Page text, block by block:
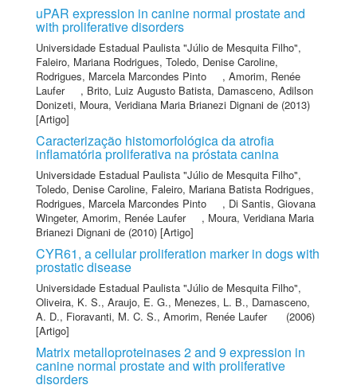
uPAR expression in canine normal prostate and
with proliferative disorders
Universidade Estadual Paulista "Júlio de Mesquita Filho",
Faleiro, Mariana Rodrigues, Toledo, Denise Caroline,
Rodrigues, Marcela Marcondes Pinto
, Amorim, Renée
Laufer
, Brito, Luiz Augusto Batista, Damasceno, Adilson
Donizeti, Moura, Veridiana Maria Brianezi Dignani de (2013)
[Artigo]
Caracterização histomorfológica da atrofia
inflamatória proliferativa na próstata canina
Universidade Estadual Paulista "Júlio de Mesquita Filho",
Toledo, Denise Caroline, Faleiro, Mariana Batista Rodrigues,
Rodrigues, Marcela Marcondes Pinto
, Di Santis, Giovana
Wingeter, Amorim, Renée Laufer , Moura, Veridiana Maria
Brianezi Dignani de (2010) [Artigo]
CYR61, a cellular proliferation marker in dogs with
prostatic disease
Universidade Estadual Paulista "Júlio de Mesquita Filho",
Oliveira, K. S., Araujo, E. G., Menezes, L. B., Damasceno,
A. D., Fioravanti, M. C. S., Amorim, Renée Laufer
(2006)
[Artigo]
Matrix metalloproteinases 2 and 9 expression in
canine normal prostate and with proliferative
disorders